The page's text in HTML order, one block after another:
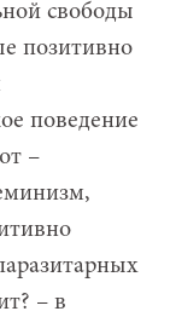
свободы
позитивно
поведение
–
– в